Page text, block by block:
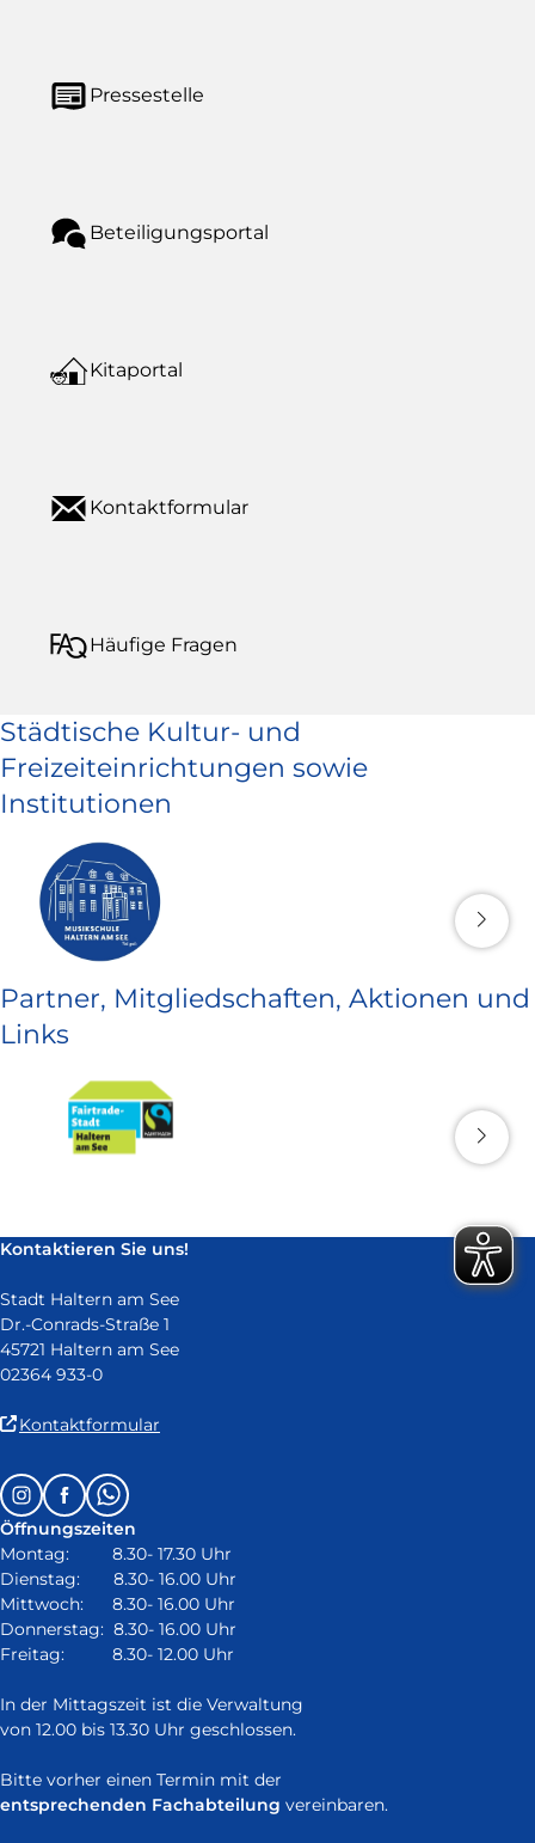
Pressestelle
Beteiligungsportal
Kitaportal
Kontaktformular
Häufige Fragen
Städtische Kultur- und
Freizeiteinrichtungen sowie
Institutionen
Partner, Mitgliedschaften, Aktionen und
Links
Kontaktieren Sie uns!
Stadt Haltern am See
Dr.-Conrads-Straße 1
45721 Haltern am See
02364 933-0
Kontaktformular
in
neuem
Fenster)
Follow
us
on:
InstagramFacebookWhatsapp
Öffnungszeiten
Montag: 8.30- 17.30 Uhr
Dienstag: 8.30- 16.00 Uhr
Mittwoch: 8.30- 16.00 Uhr
Donnerstag: 8.30- 16.00 Uhr
Freitag: 8.30- 12.00 Uhr
In der Mittagszeit ist die Verwaltung
von 12.00 bis 13.30 Uhr geschlossen.
Bitte vorher einen Termin mit der
entsprechenden Fachabteilung vereinbaren.